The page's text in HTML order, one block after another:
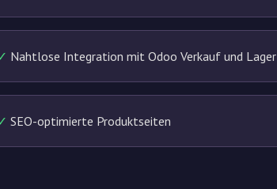
Nahtlose Integration mit Odoo Verkauf und Lager
SEO-optimierte Produktseiten